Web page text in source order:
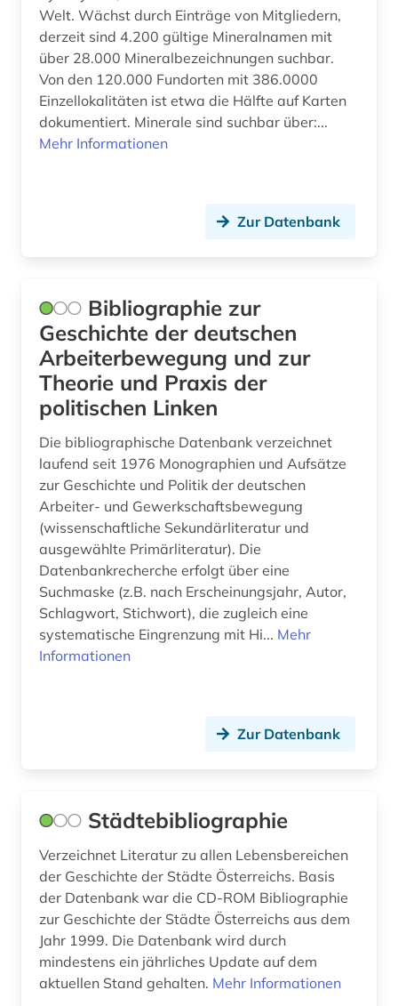
grafik (1)
grammatik (1)
graphic novel (1)
griechisch (1)
handelsmarke (1)
hebräisch (1)
heidegger, martin | philosoph; hochschullehrer;
wissenschaftler (1)
helmut schmidt (1)
hertz, heinrich | physiker; hochschullehrer;
wissenschaftler (1)
hinduismus (1)
hispanistik (5)
hispanos (1)
historische hilfswissenschaften (1)
humanismus (2)
humboldt, alexander von | geograf;
naturwissenschaftler; forschungsreisender;
gelehrter; arzt; schriftsteller; geheimer rat (1)
hydrologie (1)
höhlentempel (1)
Welt. Wächst durch Einträge von Mitgliedern,
derzeit sind 4.200 gültige Mineralnamen mit
über 28.000 Mineralbezeichnungen suchbar.
Von den 120.000 Fundorten mit 386.0000
Einzellokalitäten ist etwa die Hälfte auf Karten
dokumentiert. Minerale sind suchbar über:...
Mehr Informationen
Zur Datenbank
Bibliographie zur
Geschichte der deutschen
Arbeiterbewegung und zur
Theorie und Praxis der
politischen Linken
Die bibliographische Datenbank verzeichnet
laufend seit 1976 Monographien und Aufsätze
zur Geschichte und Politik der deutschen
Arbeiter- und Gewerkschaftsbewegung
(wissenschaftliche Sekundärliteratur und
ausgewählte Primärliteratur). Die
Datenbankrecherche erfolgt über eine
Suchmaske (z.B. nach Erscheinungsjahr, Autor,
Schlagwort, Stichwort), die zugleich eine
systematische Eingrenzung mit Hi... Mehr
Informationen
Zur Datenbank
Städtebibliographie
Verzeichnet Literatur zu allen Lebensbereichen
der Geschichte der Städte Österreichs. Basis
der Datenbank war die CD-ROM Bibliographie
zur Geschichte der Städte Österreichs aus dem
Jahr 1999. Die Datenbank wird durch
mindestens ein jährliches Update auf dem
aktuellen Stand gehalten. Mehr Informationen